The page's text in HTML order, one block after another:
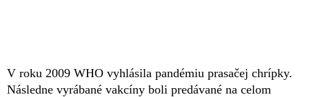
V roku 2009 WHO vyhlásila pandémiu prasačej chrípky.
Následne vyrábané vakcíny boli predávané na celom